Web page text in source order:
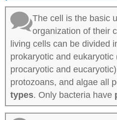
The cell is the basic
organization of their
living cells can be divided
prokaryotic and eukaryotic
procaryotic and
protozoans, and algae all
types. Only bacteria have